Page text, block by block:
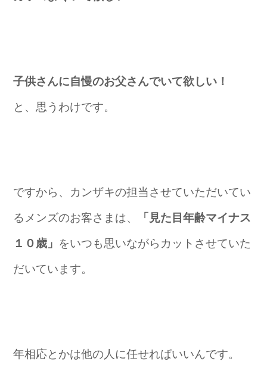
子供さんに自慢のお父さんでいて欲しい！
と、思うわけです。
ですから、カンザキの担当させていただいてい
るメンズのお客さまは、 「見た目年齢マイナス
１０歳」 をいつも思いながらカットさせていた
だいています。
年相応とかは他の人に任せればいいんです。